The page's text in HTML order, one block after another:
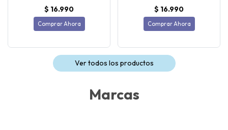
$ 16.990
Comprar Ahora
$ 16.990
Comprar Ahora
Ver todos los productos
Marcas